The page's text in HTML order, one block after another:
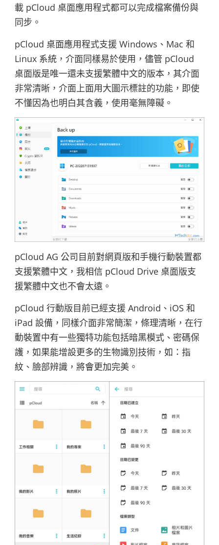
載 pCloud 桌面應用程式都可以完成檔案備份與
同步。
pCloud 桌面應用程式支援 Windows、Mac 和
Linux 系統，介面同樣易於使用，儘管 pCloud
桌面版是唯一還未支援繁體中文的版本，其介面
非常清晰，介面上面用大圖示標註的功能，即使
不懂因為也明白其含義，使用毫無障礙。
pCloud AG 公司目前對網頁版和手機行動裝置都
支援繁體中文，我相信 pCloud Drive 桌面版支
援繁體中文也不會太遠。
pCloud 行動版目前已經支援 Android、iOS 和
iPad 設備，同樣介面非常簡潔，條理清晰，在行
動裝置中有一些獨特功能包括暗黑模式、密碼保
護，如果能增設更多的生物識別技術，如：指
紋、臉部辨識，將會更加完美。